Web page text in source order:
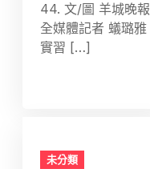
44. 文/圖 羊城晚報
全媒體記者 蟻璐雅
實習 […]
未分類